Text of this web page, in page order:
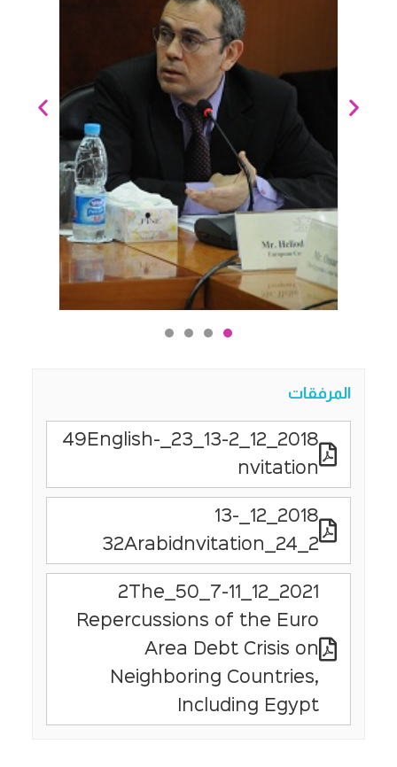
المرفقات
2018_12_13-2_23_49English-
nvitation
2018_12_13-
2_24_32Arabidnvitation
2021_12_7-11_50_2The
Repercussions of the Euro
Area Debt Crisis on
Neighboring Countries,
Including Egypt